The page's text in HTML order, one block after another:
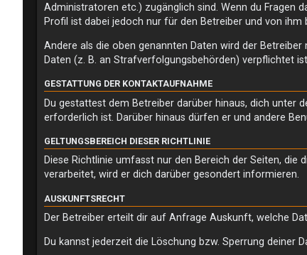
Administratoren etc.) zugänglich sind. Wenn du Fragen
Profil ist dabei jedoch nur für den Betreiber und von
Andere als die oben genannten Daten wird der
Daten (z. B. an Strafverfolgungsbehörden) verpflichtet
GESTATTUNG DER KONTAKTAUFNAHME
Du gestattest dem Betreiber darüber hinaus, dich unter
erforderlich ist. Darüber hinaus dürfen er und andere
GELTUNGSBEREICH DIESER RICHTLINIE
Diese Richtlinie umfasst nur den Bereich der Seiten,
verarbeitet, wird er dich darüber gesondert informieren.
AUSKUNFTSRECHT
Der Betreiber erteilt dir auf Anfrage Auskunft, welche
Du kannst jederzeit die Löschung bzw. Sperrung deiner